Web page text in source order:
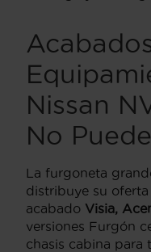
Nissan
No
La furgoneta
distribuye su
acabado Visia,
versiones Furgón
chasis cabina para